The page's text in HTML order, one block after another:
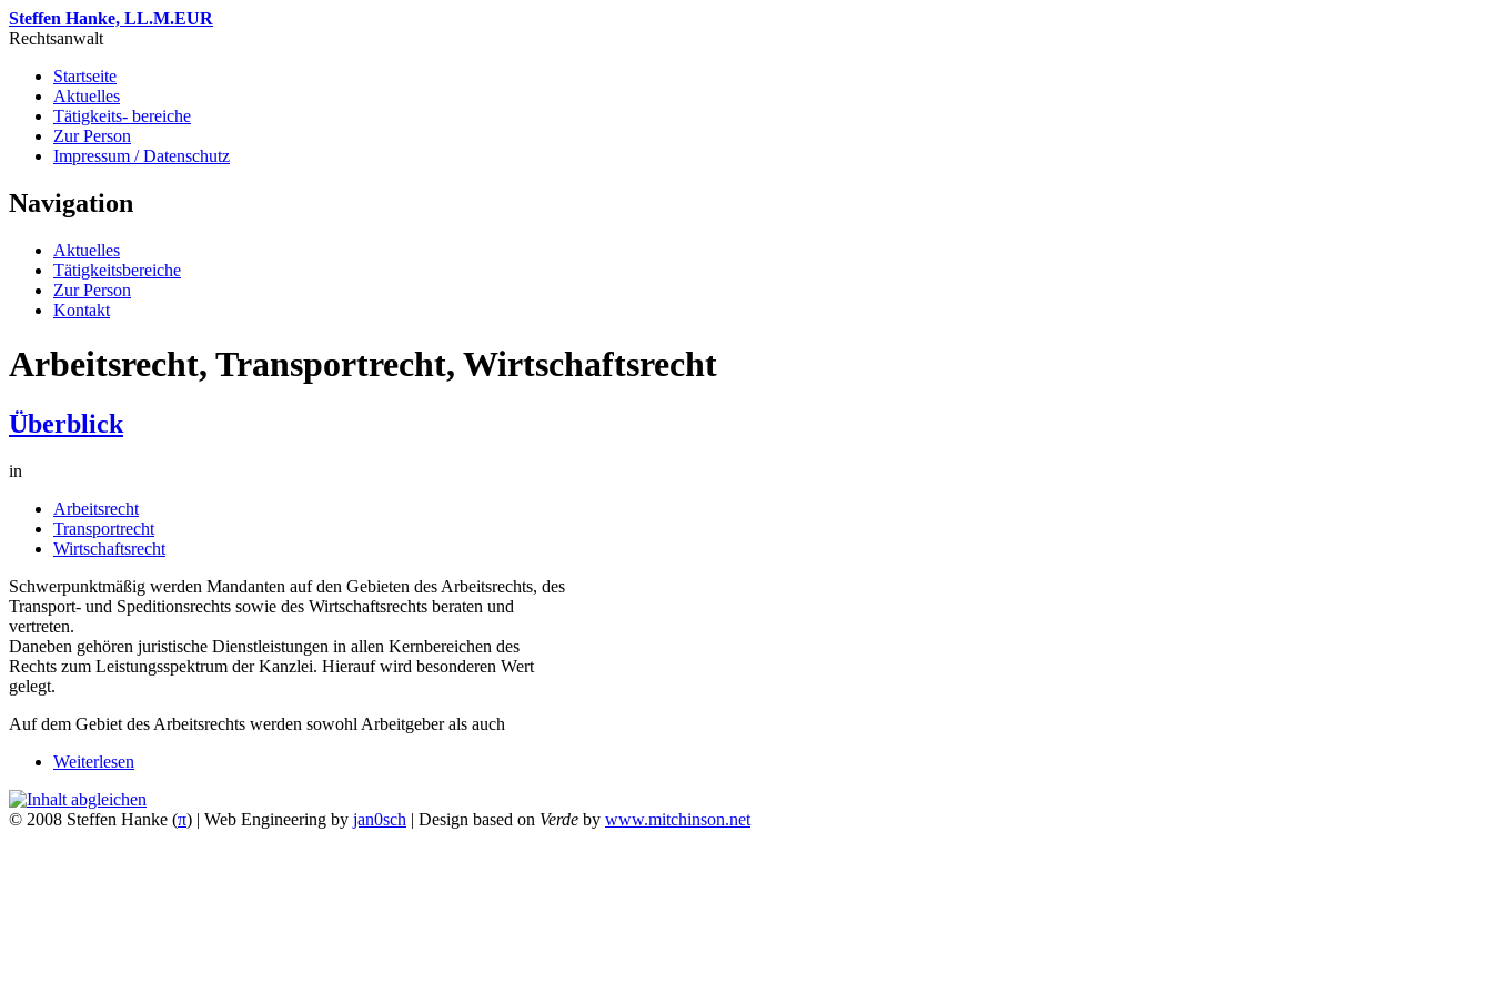
Steffen Hanke, LL.M.EUR
Rechtsanwalt
Startseite
Aktuelles
Tätigkeits- bereiche
Zur Person
Impressum / Datenschutz
Navigation
Aktuelles
Tätigkeitsbereiche
Zur Person
Kontakt
Arbeitsrecht, Transportrecht, Wirtschaftsrecht
Überblick
in
Arbeitsrecht
Transportrecht
Wirtschaftsrecht
Schwerpunktmäßig werden Mandanten auf den Gebieten des Arbeitsrechts, des
Transport- und Speditionsrechts sowie des Wirtschaftsrechts beraten und
vertreten.
Daneben gehören juristische Dienstleistungen in allen Kernbereichen des
Rechts zum Leistungsspektrum der Kanzlei. Hierauf wird besonderen Wert
gelegt.
Auf dem Gebiet des Arbeitsrechts werden sowohl Arbeitgeber als auch
Weiterlesen
© 2008 Steffen Hanke (π) | Web Engineering by jan0sch | Design based on Verde by www.mitchinson.net